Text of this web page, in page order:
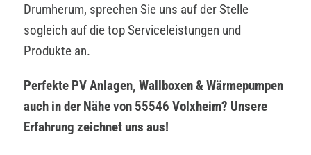
Drumherum, sprechen Sie uns auf der Stelle
sogleich auf die top Serviceleistungen und
Produkte an.
Perfekte PV Anlagen, Wallboxen & Wärmepumpen
auch in der Nähe von 55546 Volxheim? Unsere
Erfahrung zeichnet uns aus!